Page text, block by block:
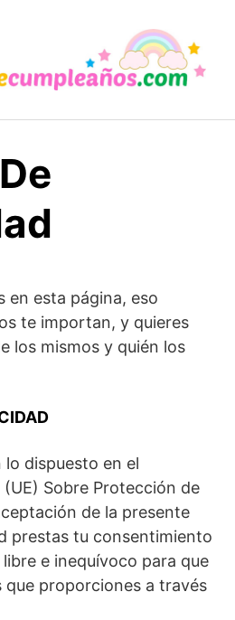
en esta página, eso
te importan, y quieres
los mismos y quién los
dispuesto en el
Sobre Protección de
de la presente
prestas tu consentimiento
e inequívoco para que
que proporciones a través